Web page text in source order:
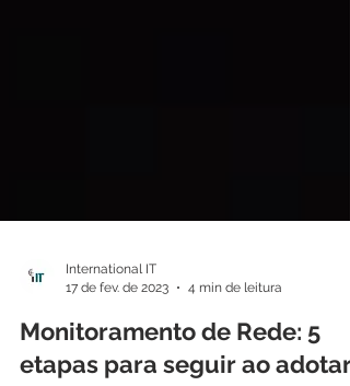
17 de fev. de 2023
4 min de leitura
Monitoramento de Rede: 5